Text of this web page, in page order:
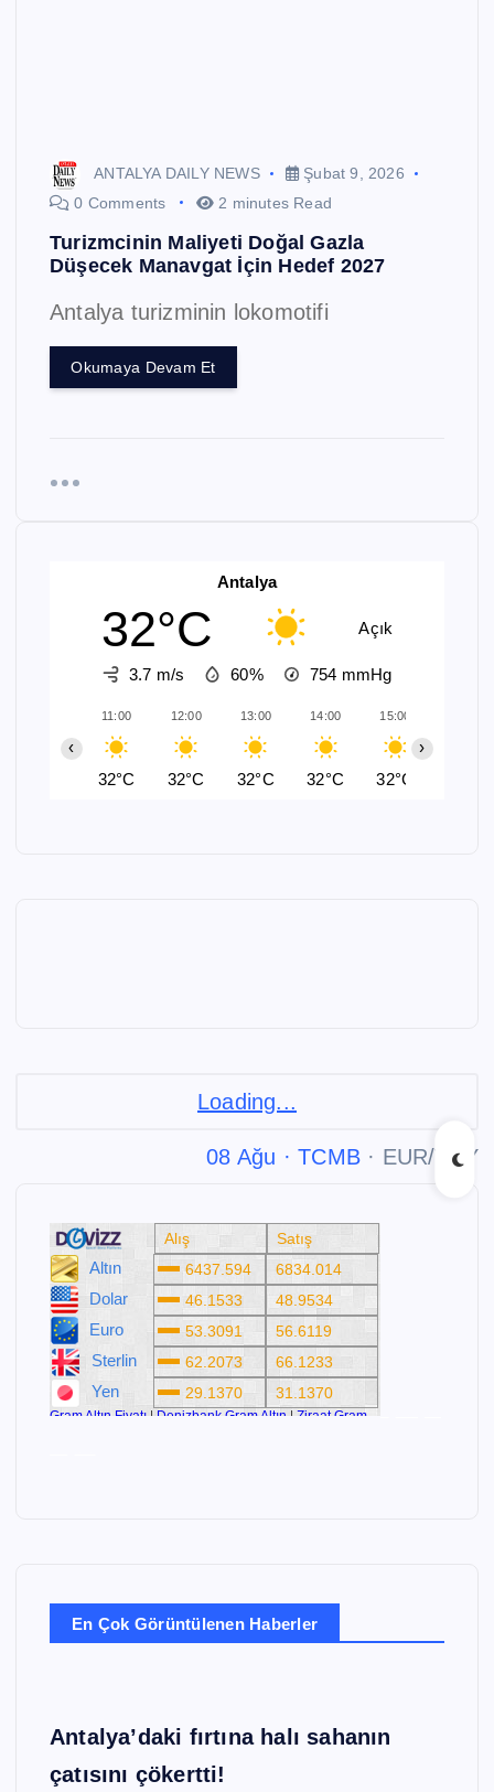
ANTALYA DAILY NEWS
Şubat 9, 2026
0 Comments
2 minutes Read
Turizmcinin Maliyeti Doğal Gazla
Düşecek Manavgat İçin Hedef 2027
Antalya turizminin lokomotifi
Okumaya Devam Et
Antalya
32°C Açık
3.7 m/s 60% 754 mmHg
11:00
32°C
12:00
32°C
13:00
32°C
14:00
32°C
15:00
32°C
‹ ›
Loading...
08 Ağu ·TCMB· EUR/TRY
En Çok Görüntülenen Haberler
Antalya’daki fırtına halı sahanın
çatısını çökertti!